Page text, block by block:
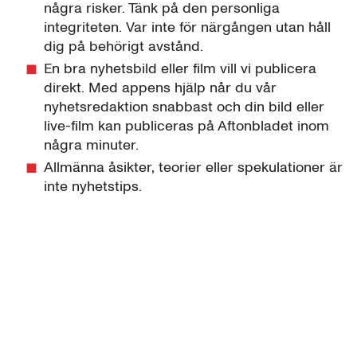
några risker. Tänk på den personliga
integriteten. Var inte för närgången utan håll
dig på behörigt avstånd.
En bra nyhetsbild eller film vill vi publicera
direkt. Med appens hjälp når du vår
nyhetsredaktion snabbast och din bild eller
live-film kan publiceras på Aftonbladet inom
några minuter.
Allmänna åsikter, teorier eller spekulationer är
inte nyhetstips.